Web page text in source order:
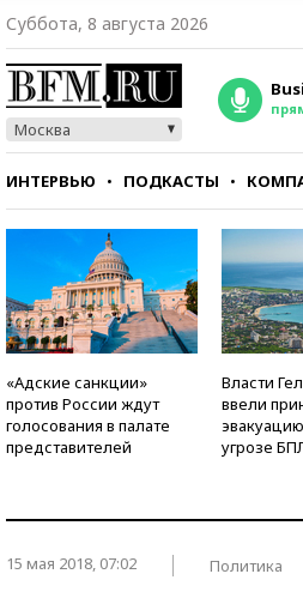
Суббота, 8 августа 2026
Москва
ИНТЕРВЬЮ ПОДКАСТЫ
СТИЛЬ ТЕСТЫ
«Адские санкции»
против России ждут
голосования в палате
представителей
Власти
ввели
угрозе
15 мая 2018, 07:02 Политика